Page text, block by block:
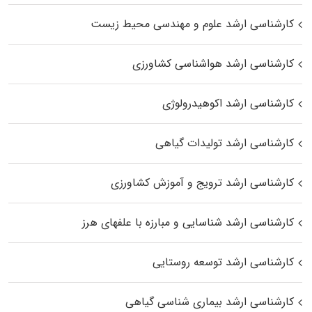
کارشناسی ارشد علوم و مهندسی محیط زیست
کارشناسی ارشد هواشناسی کشاورزی
کارشناسی ارشد اکوهیدرولوژی
کارشناسی ارشد تولیدات گیاهی
کارشناسی ارشد ترویج و آموزش کشاورزی
کارشناسی ارشد شناسایی و مبارزه با علفهای هرز
کارشناسی ارشد توسعه روستایی
کارشناسی ارشد بیماری‌ شناسی گیاهی